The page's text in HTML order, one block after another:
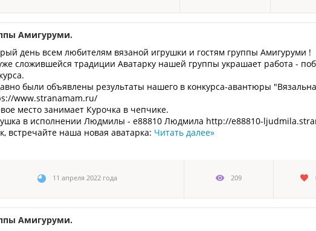
Амигуруми.
день всем любителям вязаной игрушки и гостям группы Амигуруми !
сложившейся традиции Аватарку нашей группы украшает работа -
были объявлены результаты нашего в конкурса-авантюры
www.stranamam.ru/
место занимает Курочка в чепчике.
в исполнении Людмилы - e88810 Людмила http://e88810-
встречайте наша новая аватарка: Читать далее»
11 апреля 2022 года 209
Амигуруми.